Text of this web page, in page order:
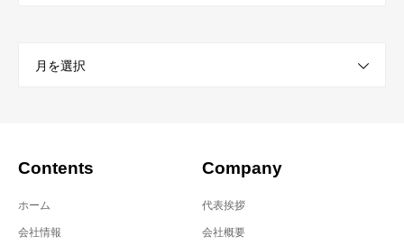
月を選択
Contents
ホーム
会社情報
Company
代表挨拶
会社概要